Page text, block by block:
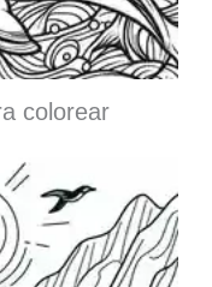
colorear